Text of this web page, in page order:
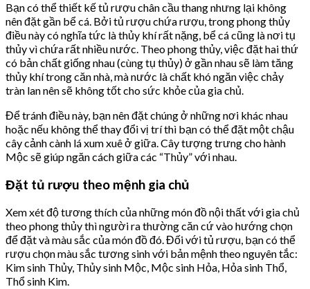
Bạn có thể thiết kế tủ rượu chân cầu thang nhưng lại không
nên đặt gần bể cá. Bởi tủ rượu chứa rượu, trong phong thủy
điều này có nghĩa tức là thủy khí rất nặng, bể cá cũng là nơi tụ
thủy vì chứa rất nhiều nước. Theo phong thủy, việc đặt hai thứ
có bản chất giống nhau (cùng tụ thủy) ở gần nhau sẽ làm tăng
thủy khí trong căn nhà, mà nước là chất khó ngăn việc chảy
tràn lan nên sẽ không tốt cho sức khỏe của gia chủ.
Để tránh điều này, bạn nên đặt chúng ở những nơi khác nhau
hoặc nếu không thể thay đổi vị trí thì bạn có thể đặt một chậu
cây cảnh cành lá xum xuê ở giữa. Cây tượng trưng cho hành
Mộc sẽ giúp ngăn cách giữa các “Thủy” với nhau.
Đặt tủ rượu theo mệnh gia chủ
Xem xét độ tương thích của những món đồ nội thất với gia chủ
theo phong thủy thì người ra thường căn cứ vào hướng chọn
để đặt và màu sắc của món đồ đó. Đối với tủ rượu, bạn có thể
rượu chọn màu sắc tương sinh với bản mệnh theo nguyên tắc:
Kim sinh Thủy, Thủy sinh Mộc, Mộc sinh Hỏa, Hỏa sinh Thổ,
Thổ sinh Kim.